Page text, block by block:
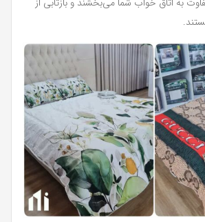
به اتاق خواب شما می‌بخشند و بازتابی از